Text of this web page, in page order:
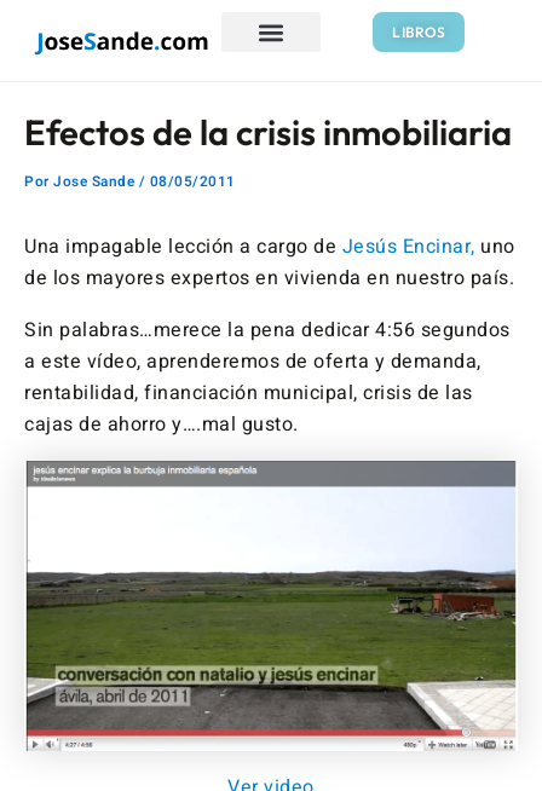
LIBROS
Efectos de la crisis inmobiliaria
Por Jose Sande / 08/05/2011
Una impagable lección a cargo de Jesús Encinar, uno
de los mayores expertos en vivienda en nuestro país.
Sin palabras…merece la pena dedicar 4:56 segundos
a este vídeo, aprenderemos de oferta y demanda,
rentabilidad, financiación municipal, crisis de las
cajas de ahorro y….mal gusto.
de